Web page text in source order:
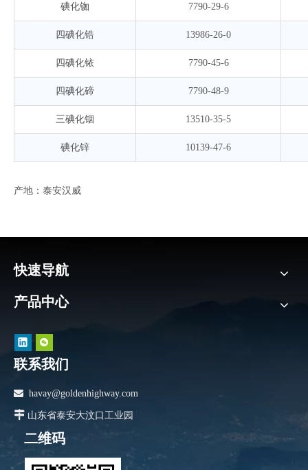
碘化铷 7790-29-6
四碘化锆 13986-26-0
四碘化铱 7790-45-6
四碘化碲 7790-48-9
三碘化铟 13510-35-5
碘化锌 10139-47-6
产地：泰安汉威
快速导航
产品中心
联系我们
 havay@goldenhighway.com
 山东省泰安大汶口工业园
二维码